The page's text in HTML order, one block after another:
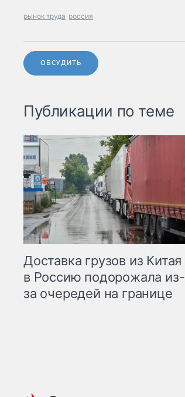
рынок труда россия
ОБСУДИТЬ
Публикации по теме
Доставка грузов из Китая
в Россию подорожала из-
за очередей на границе